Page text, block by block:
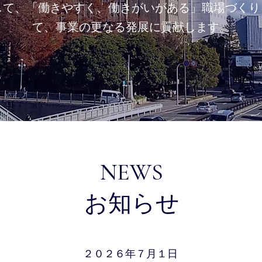
て、「働きやすく、働きがいがある」職場づく
て、事業の更なる発展に貢献します。
NEWS
​お知らせ
２０２６年７月１日